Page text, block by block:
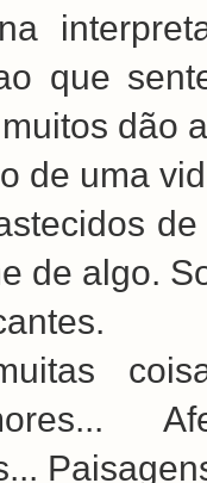
que
dão
de uma
de algo.